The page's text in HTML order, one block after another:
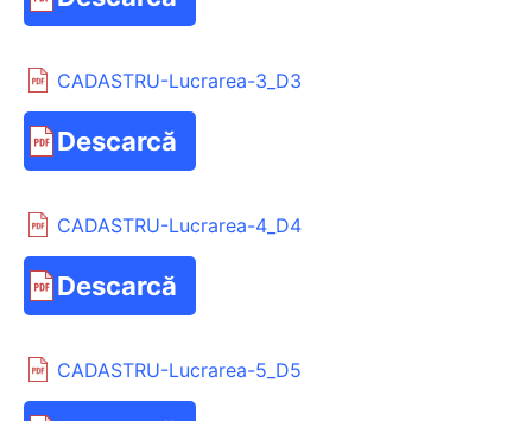
CADASTRU-Lucrarea-3_D3
Descarcă
CADASTRU-Lucrarea-4_D4
Descarcă
CADASTRU-Lucrarea-5_D5